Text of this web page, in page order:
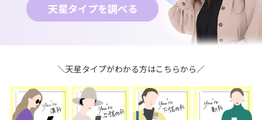
天星タイプを調べる
＼天星タイプがわかる方はこちらから／